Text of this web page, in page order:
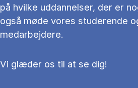
på hvilke uddannelser, der er
også møde vores studerende
medarbejdere.
Vi glæder os til at se dig!